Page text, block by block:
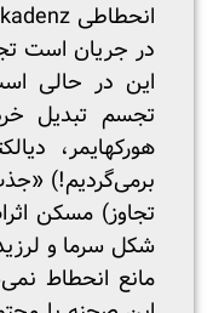
در جریان است
این در حالی
تجسم تبدیل
هورکهایمر،
برمی‌گردیم!)
تجاوز) مسکن
شکل سرما و
مانع انحطاط